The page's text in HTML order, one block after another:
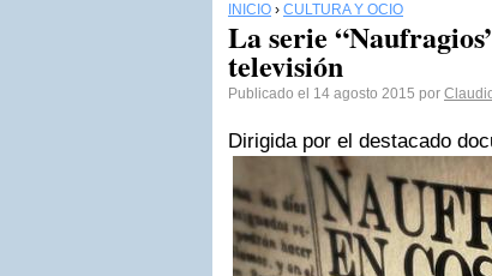
INICIO › CULTURA Y OCIO
La serie
televisión
Publicado el 14 agosto 2015 por
Dirigida por el destacado